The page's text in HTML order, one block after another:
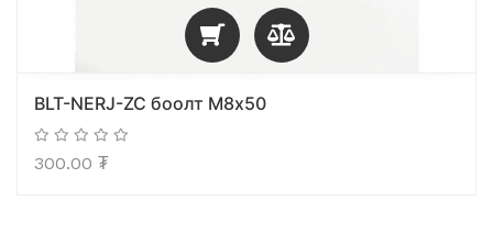
BLT-NERJ-ZC боолт М8х50
300.00 ₮